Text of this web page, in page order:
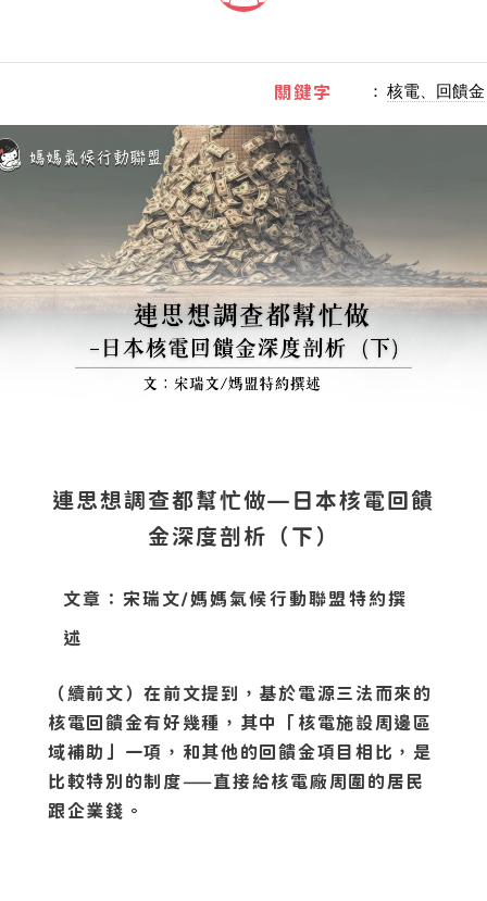
關鍵字 ： 核電、回饋金
連思想調查都幫忙做—日本核電回饋
金深度剖析（下）
文章：宋瑞文/媽媽氣候行動聯盟特約撰
述
（續前文）在前文提到，基於電源三法而來的
核電回饋金有好幾種，其中「核電施設周邊區
域補助」一項，和其他的回饋金項目相比，是
比較特別的制度——直接給核電廠周圍的居民
跟企業錢。